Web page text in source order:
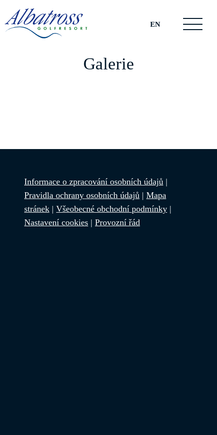
EN
Galerie
Informace o zpracování osobních údajů |
Pravidla ochrany osobních údajů | Mapa
stránek | Všeobecné obchodní podmínky |
Nastavení cookies | Provozní řád